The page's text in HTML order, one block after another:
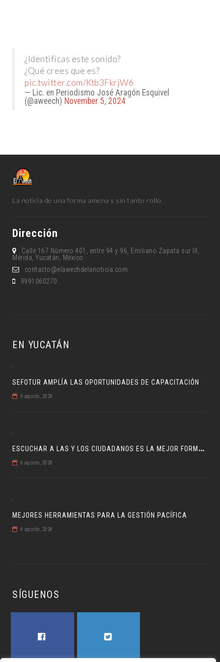
¿Identificas este sonido?
¿Qué crees que es?
pic.twitter.com/Ktb3FkrjW6
— Lic. en Periodismo José Aragón Esquivel
(@aweech) November 5, 2024
La noticia de una forma amena y sin tanto rollo.
Dirección
Calle 167 Número 401, entre 94 y 96, Emiliano Zapata sur lll,
Mérida, Yucatán, México.
contacto@elawechdelanoticia.com
9991060270
EN YUCATÁN
SEFOTUR AMPLÍA LAS OPORTUNIDADES DE CAPACITACIÓN
6 agosto, 2026
E
SCUCHAR A LAS Y LOS CIUDADANOS ES LA MEJOR FORMA DE GOBERNAR
6 agosto, 2026
MEJORES HERRAMIENTAS PARA LA GESTIÓN PACÍFICA
6 agosto, 2026
SÍGUENOS